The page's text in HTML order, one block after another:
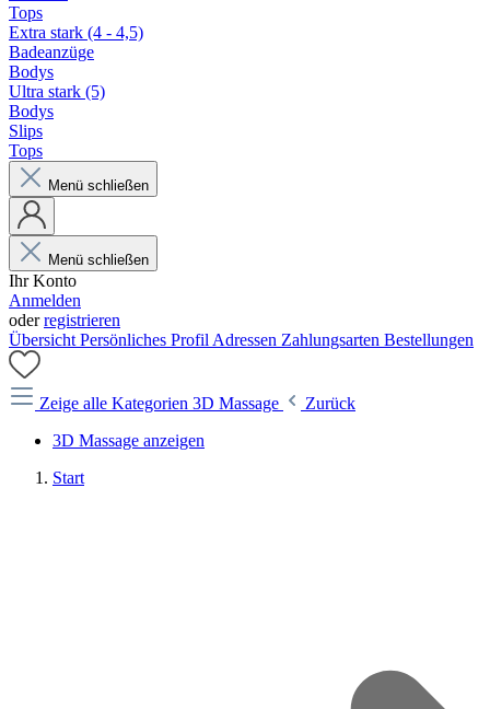
Tops
Extra stark (4 - 4,5)
Badeanzüge
Bodys
Ultra stark (5)
Bodys
Slips
Tops
Menü schließen
Menü schließen
Ihr Konto
Anmelden
oderregistrieren
Übersicht Persönliches Profil Adressen Zahlungsarten Bestellungen
Zeige alle Kategorien 3D Massage
Zurück
3D Massage anzeigen
Start